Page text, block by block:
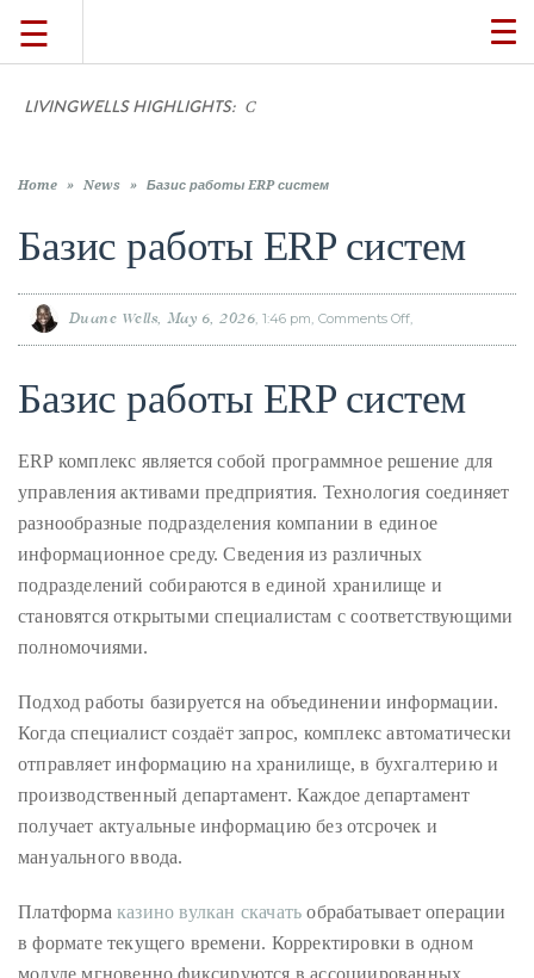
TRAVEL
LIFESTYLE
FOOD
CULTURE
SHOP
VIDEOS
About
Duane
Wells
Publisher,
Influencer,
International
Luxury
Lifestyle
Curator
Travel
Expert,
☰
LIVINGWELLS HIGHLIGHTS: Casino On-
Home » News » Базис работы ERP систем
Базис работы ERP систем
Duane Wells May 6, 2026 1:46 pm Comments Offon
работы
Базис работы ERP систем
ERP комплекс является собой программное решение для
управления активами предприятия. Технология соединяет
разнообразные подразделения компании в единое
информационное среду. Сведения из различных
подразделений собираются в единой хранилище и
становятся открытыми специалистам с соответствующими
полномочиями.
Подход работы базируется на объединении информации.
Когда специалист создаёт запрос, комплекс автоматически
отправляет информацию на хранилище, в бухгалтерию и
производственный департамент. Каждое департамент
получает актуальные информацию без отсрочек и
мануального ввода.
Платформа казино вулкан скачать обрабатывает операции
в формате текущего времени. Корректировки в одном
модуле мгновенно фиксируются в ассоциированных